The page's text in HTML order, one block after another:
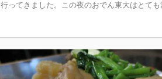
行ってきました。この夜のおでん東大はとて